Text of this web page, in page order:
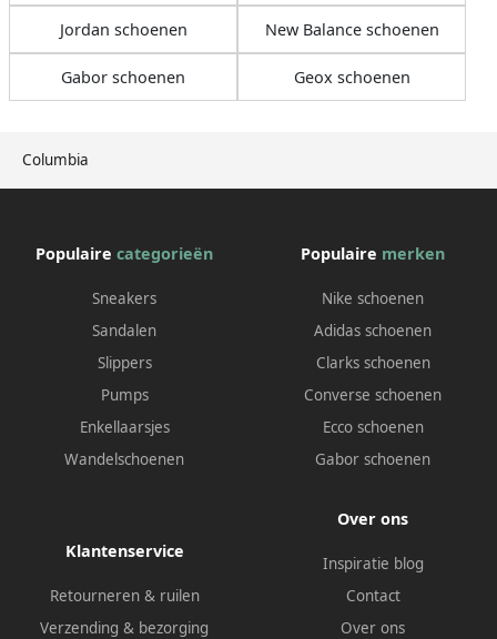
Columbia
Jordan schoenen New Balance schoenen
Gabor schoenen Geox schoenen
Populaire categorieën
Sneakers
Sandalen
Slippers
Pumps
Enkellaarsjes
Wandelschoenen
Populaire merken
Nike schoenen
Adidas schoenen
Clarks schoenen
Converse schoenen
Ecco schoenen
Gabor schoenen
Klantenservice
Retourneren & ruilen
Verzending & bezorging
Over ons
Inspiratie blog
Contact
Over ons